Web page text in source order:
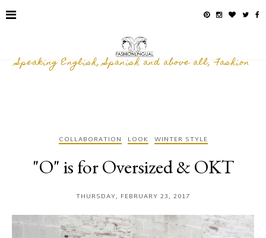
Speaking English, Spanish and above all, Fashion
COLLABORATION LOOK WINTER STYLE
"O" is for Oversized & OKT
THURSDAY, FEBRUARY 23, 2017